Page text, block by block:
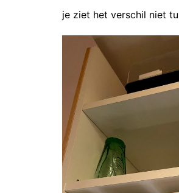
je ziet het verschil niet